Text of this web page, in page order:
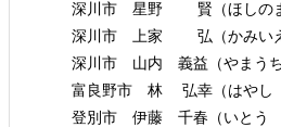
深川市 星野 賢（ほしのま
深川市 上家 弘（かみいえ
深川市 山内 義益（やまうち
富良野市 林 弘幸（はやし
登別市 伊藤 千春（いとう